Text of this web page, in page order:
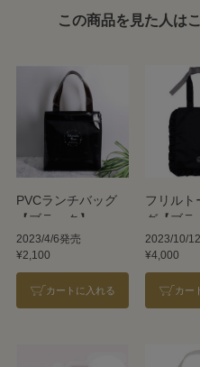
この商品を見た人は
PVCランチバッグ
【ブラック】
2023/4/6発売
¥2,100
カートに入れる
フリルト
グ【ブラ
2023/10/
¥4,000
カー